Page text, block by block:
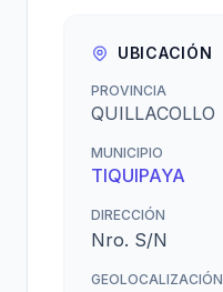
UBICACIÓN
PROVINCIA
QUILLACOLLO
MUNICIPIO
TIQUIPAYA
DIRECCIÓN
Nro. S/N
GEOLOCALIZACIÓN